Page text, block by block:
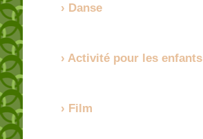
Danse
Activité pour les enfants
Film